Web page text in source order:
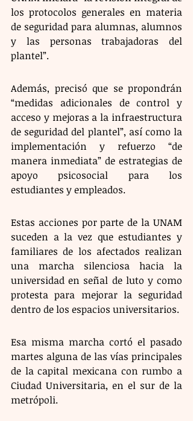
los protocolos generales en materia
de seguridad para alumnas, alumnos
y las personas trabajadoras del
plantel”.
Además, precisó que se propondrán
“medidas adicionales de control y
acceso y mejoras a la infraestructura
de seguridad del plantel”, así como la
implementación y refuerzo “de
manera inmediata” de estrategias de
apoyo psicosocial para los
estudiantes y empleados.
Estas acciones por parte de la UNAM
suceden a la vez que estudiantes y
familiares de los afectados realizan
una marcha silenciosa hacia la
universidad en señal de luto y como
protesta para mejorar la seguridad
dentro de los espacios universitarios.
Esa misma marcha cortó el pasado
martes alguna de las vías principales
de la capital mexicana con rumbo a
Ciudad Universitaria, en el sur de la
metrópoli.